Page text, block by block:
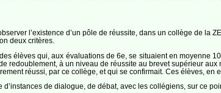
l’existence d’un pôle de réussite, dans un collège de la
deux critères.
élèves qui, aux évaluations de 6e, se situaient en moyenne
redoublement, à un niveau de réussite au brevet supérieur
réussi, par ce collège, et qui se confirmait. Ces élèves,
de dialogue, de débat, avec les collégiens, sur ce